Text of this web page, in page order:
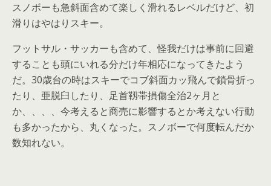
スノボーも急斜面含めて楽しく滑れるレベルだけど、初
滑りはやはりスキー。
フットサル・サッカーも含めて、怪我だけは事前に回避
することも頭にいれる分だけ年相応になってきたよう
だ。30歳台の時はスキーでコブ斜面カッ飛んで鎖骨折っ
たり、亜脱臼したり、足首靱帯損傷全治2ヶ月と
か、、、、今考えると商売に影響するとか考えない行動
も多かったから、丸くなった。スノボーで何度転んだか
数知れない。